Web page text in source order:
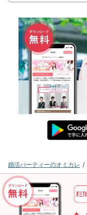
婚活パーティーのオミカレ